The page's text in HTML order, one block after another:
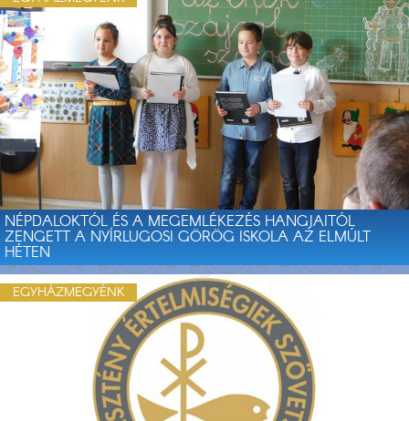
NÉPDALOKTÓL ÉS A MEGEMLÉKEZÉS HANGJAITÓL
ZENGETT A NYÍRLUGOSI GÖRÖG ISKOLA AZ ELMÚLT
HÉTEN
EGYHÁZMEGYÉNK